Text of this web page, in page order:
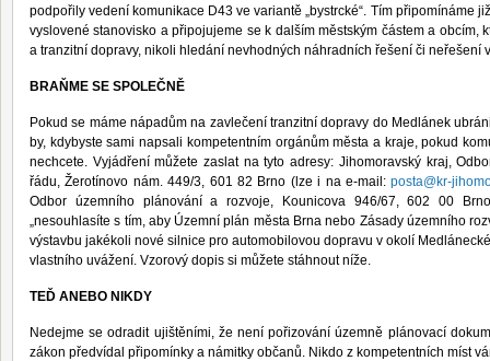
podpořily vedení komunikace D43 ve variantě „bystrcké“. Tím připomínáme
vyslovené stanovisko a připojujeme se k dalším městským částem a obcím,
a tranzitní dopravy, nikoli hledání nevhodných náhradních řešení či neřešení
BRAŇME SE SPOLEČNĚ
Pokud se máme nápadům na zavlečení tranzitní dopravy do Medlánek
by, kdybyste sami napsali kompetentním orgánům města a kraje, pokud
nechcete. Vyjádření můžete zaslat na tyto adresy: Jihomoravský kraj,
řádu, Žerotínovo nám. 449/3, 601 82 Brno (lze i na e-mail:posta@kr-
Odbor územního plánování a rozvoje, Kounicova 946/67, 602 00
„nesouhlasíte s tím, aby Územní plán města Brna nebo Zásady územního
výstavbu jakékoli nové silnice pro automobilovou dopravu v okolí
vlastního uvážení. Vzorový dopis si můžete stáhnout níže.
TEĎ ANEBO NIKDY
Nedejme se odradit ujištěními, že není pořizování územně plánovací
zákon předvídal připomínky a námitky občanů. Nikdo z kompetentních míst